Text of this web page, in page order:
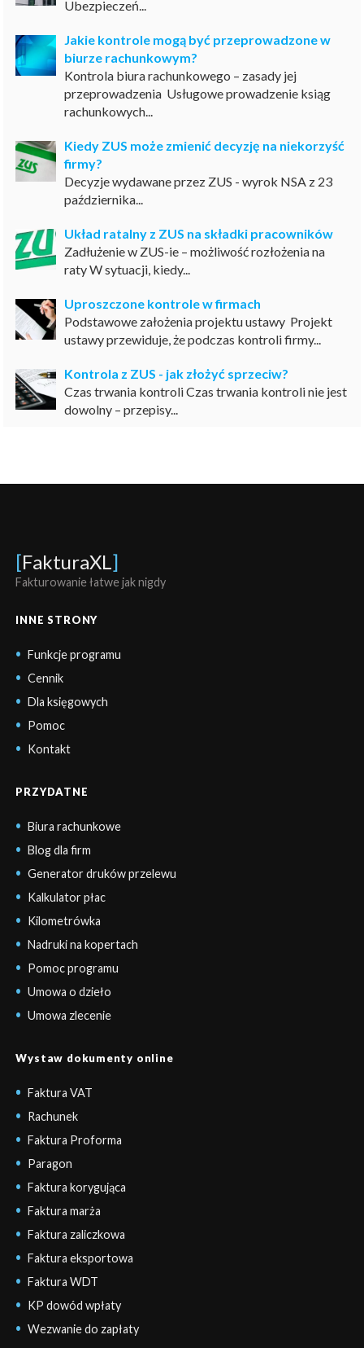
Ubezpieczeń...
Jakie kontrole mogą być przeprowadzone w
biurze rachunkowym?
Kontrola biura rachunkowego – zasady jej
przeprowadzenia Usługowe prowadzenie ksiąg
rachunkowych...
Kiedy ZUS może zmienić decyzję na niekorzyść
firmy?
Decyzje wydawane przez ZUS - wyrok NSA z 23
października...
Układ ratalny z ZUS na składki pracowników
Zadłużenie w ZUS-ie – możliwość rozłożenia na
raty W sytuacji, kiedy...
Uproszczone kontrole w firmach
Podstawowe założenia projektu ustawy Projekt
ustawy przewiduje, że podczas kontroli firmy...
Kontrola z ZUS - jak złożyć sprzeciw?
Czas trwania kontroli Czas trwania kontroli nie jest
dowolny – przepisy...
[FakturaXL ]
Fakturowanie łatwe jak nigdy
INNE STRONY
Funkcje programu
Cennik
Dla księgowych
Pomoc
Kontakt
PRZYDATNE
Biura rachunkowe
Blog dla firm
Generator druków przelewu
Kalkulator płac
Kilometrówka
Nadruki na kopertach
Pomoc programu
Umowa o dzieło
Umowa zlecenie
Wystaw dokumenty online
Faktura VAT
Rachunek
Faktura Proforma
Paragon
Faktura korygująca
Faktura marża
Faktura zaliczkowa
Faktura eksportowa
Faktura WDT
KP dowód wpłaty
Wezwanie do zapłaty